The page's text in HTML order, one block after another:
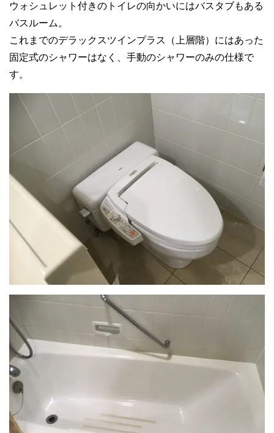
ウォシュレット付きのトイレの向かいにはバスタブもある
バスルーム。
これまでのデラックスツインプラス（上層階）にはあった
固定式のシャワーはなく、手動のシャワーのみの仕様で
す。